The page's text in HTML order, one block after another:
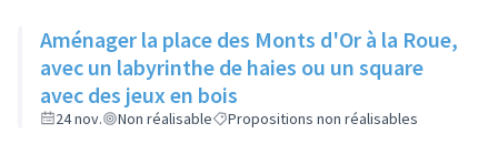
Aménager la place des Monts d'Or à la Roue,
avec un labyrinthe de haies ou un square
avec des jeux en bois
24 nov. Non réalisable Propositions non réalisables